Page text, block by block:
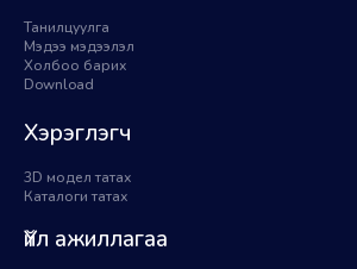
Танилцуулга
Мэдээ мэдээлэл
Холбоо барих
Download
Хэрэглэгч
3D модел татах
Каталоги татах
Үйл ажиллагаа